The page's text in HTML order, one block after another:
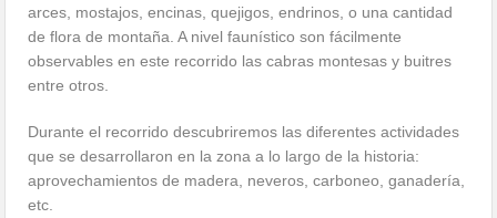
arces, mostajos, encinas, quejigos, endrinos, o una cantidad
de flora de montaña. A nivel faunístico son fácilmente
observables en este recorrido las cabras montesas y buitres
entre otros.
Durante el recorrido descubriremos las diferentes actividades
que se desarrollaron en la zona a lo largo de la historia:
aprovechamientos de madera, neveros, carboneo, ganadería,
etc.